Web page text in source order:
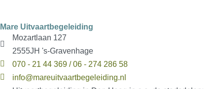
Mare Uitvaartbegeleiding
Mozartlaan 127
2555JH 's-Gravenhage
070 - 21 44 369 / 06 - 274 286 58
info@mareuitvaartbegeleiding.nl